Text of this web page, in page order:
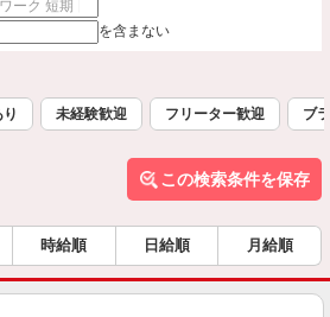
を含まない
未経験歓迎 フリーター歓迎 ブ
この検索条件を保存
時給順 日給順 月給順